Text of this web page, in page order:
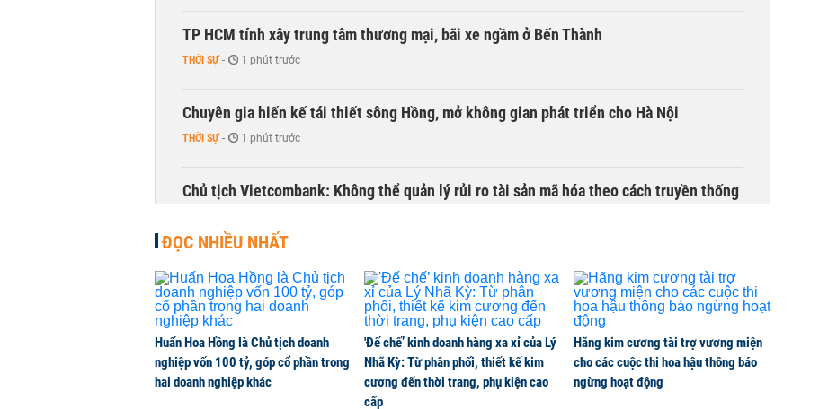
TP HCM tính xây trung tâm thương mại, bãi xe ngầm ở Bến Thành
THỜI SỰ - 1 phút trước
Chuyên gia hiến kế tái thiết sông Hồng, mở không gian phát triển cho Hà Nội
THỜI SỰ - 1 phút trước
Chủ tịch Vietcombank: Không thể quản lý rủi ro tài sản mã hóa theo cách truyền thống
ĐỌC NHIỀU NHẤT
Huấn Hoa Hồng là Chủ tịch doanh
nghiệp vốn 100 tỷ, góp cổ phần trong
hai doanh nghiệp khác
'Đế chế’ kinh doanh hàng xa xỉ của Lý
Nhã Kỳ: Từ phân phối, thiết kế kim
cương đến thời trang, phụ kiện cao
cấp
Hãng kim cương tài trợ vương miện
cho các cuộc thi hoa hậu thông báo
ngừng hoạt động